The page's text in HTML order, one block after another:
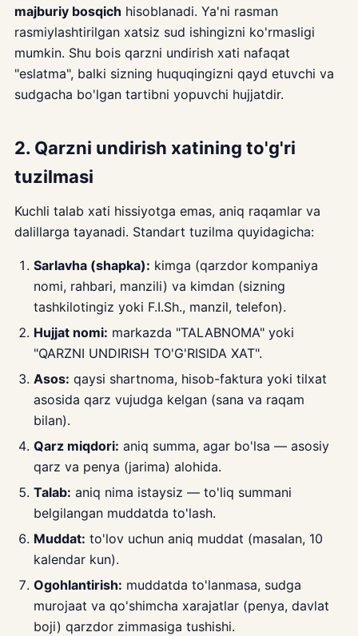
majburiy bosqich hisoblanadi. Ya'ni rasman
rasmiylashtirilgan xatsiz sud ishingizni ko'rmasligi
mumkin. Shu bois qarzni undirish xati nafaqat
"eslatma", balki sizning huquqingizni qayd etuvchi va
sudgacha bo'lgan tartibni yopuvchi hujjatdir.
2. Qarzni undirish xatining to'g'ri
tuzilmasi
Kuchli talab xati hissiyotga emas, aniq raqamlar va
dalillarga tayanadi. Standart tuzilma quyidagicha:
Sarlavha (shapka): kimga (qarzdor kompaniya
nomi, rahbari, manzili) va kimdan (sizning
tashkilotingiz yoki F.I.Sh., manzil, telefon).
Hujjat nomi: markazda "TALABNOMA" yoki
"QARZNI UNDIRISH TO'G'RISIDA XAT".
Asos: qaysi shartnoma, hisob-faktura yoki tilxat
asosida qarz vujudga kelgan (sana va raqam
bilan).
Qarz miqdori: aniq summa, agar bo'lsa — asosiy
qarz va penya (jarima) alohida.
Talab: aniq nima istaysiz — to'liq summani
belgilangan muddatda to'lash.
Muddat: to'lov uchun aniq muddat (masalan, 10
kalendar kun).
Ogohlantirish: muddatda to'lanmasa, sudga
murojaat va qo'shimcha xarajatlar (penya, davlat
boji) qarzdor zimmasiga tushishi.